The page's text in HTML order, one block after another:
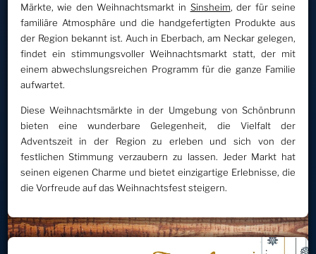
Märkte, wie den Weihnachtsmarkt in Sinsheim, der für seine
familiäre Atmosphäre und die handgefertigten Produkte aus
der Region bekannt ist. Auch in Eberbach, am Neckar gelegen,
findet ein stimmungsvoller Weihnachtsmarkt statt, der mit
einem abwechslungsreichen Programm für die ganze Familie
aufwartet.
Diese Weihnachtsmärkte in der Umgebung von Schönbrunn
bieten eine wunderbare Gelegenheit, die Vielfalt der
Adventszeit in der Region zu erleben und sich von der
festlichen Stimmung verzaubern zu lassen. Jeder Markt hat
seinen eigenen Charme und bietet einzigartige Erlebnisse, die
die Vorfreude auf das Weihnachtsfest steigern.